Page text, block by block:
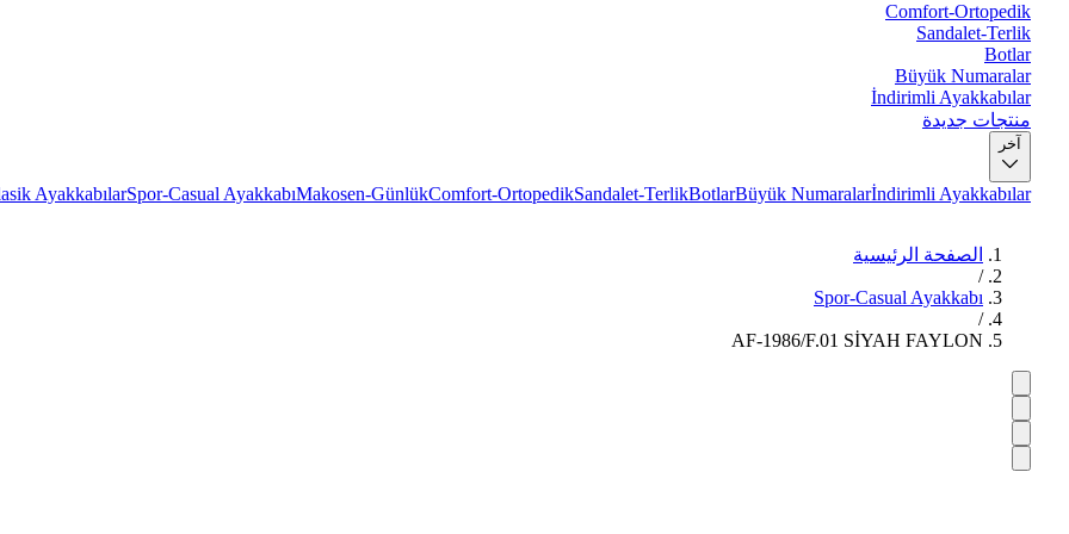
Comfort-Ortopedik
Sandalet-Terlik
Botlar
Büyük Numaralar
İndirimli Ayakkabılar
منتجات جديدة
آخر
AyakkabılarSpor-Casual AyakkabıMakosen-GünlükComfort-OrtopedikSandalet-TerlikBotlarBüyük Numaralarİndirimli Ayakkabılar
الصفحة الرئيسية
/
Spor-Casual Ayakkabı
/
AF-1986/F.01 SİYAH FAYLON